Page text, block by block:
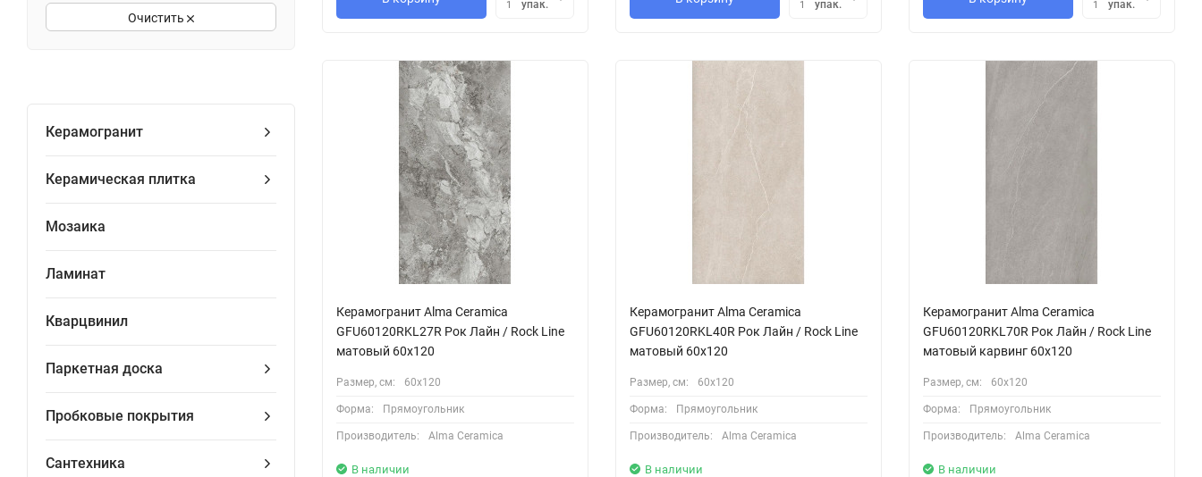
Очистить
Керамогранит
Керамическая плитка
Мозаика
Ламинат
Кварцвинил
Паркетная доска
Пробковые покрытия
Сантехника
1
упак.
1
упак.
1
упак.
Керамогранит Alma Ceramica
GFU60120RKL27R Рок Лайн / Rock Line
матовый 60x120
Размер, см: 60х120
Форма: Прямоугольник
Производитель: Alma Ceramica
В наличии
Керамогранит Alma Ceramica
GFU60120RKL40R Рок Лайн / Rock Line
матовый 60x120
Размер, см: 60х120
Форма: Прямоугольник
Производитель: Alma Ceramica
В наличии
Керамогранит Alma Ceramica
GFU60120RKL70R Рок Лайн / Rock Line
матовый карвинг 60x120
Размер, см: 60х120
Форма: Прямоугольник
Производитель: Alma Ceramica
В наличии